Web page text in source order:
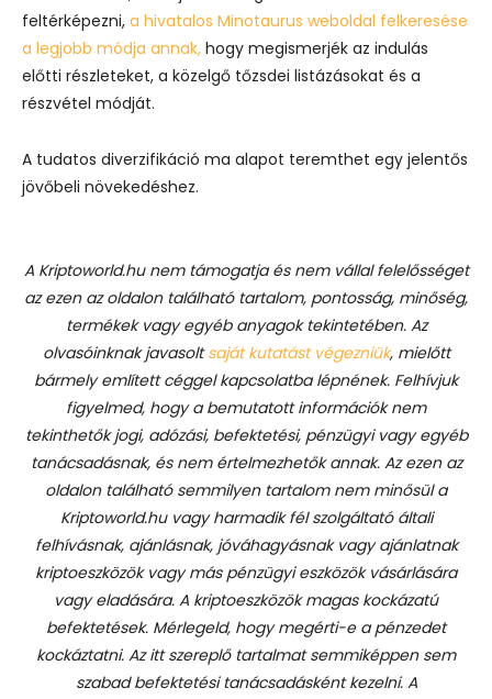
feltérképezni, a hivatalos Minotaurus weboldal felkeresése
a legjobb módja annak, hogy megismerjék az indulás
előtti részleteket, a közelgő tőzsdei listázásokat és a
részvétel módját.
A tudatos diverzifikáció ma alapot teremthet egy jelentős
jövőbeli növekedéshez.
A Kriptoworld.hu nem támogatja és nem vállal felelősséget
az ezen az oldalon található tartalom, pontosság, minőség,
termékek vagy egyéb anyagok tekintetében. Az
olvasóinknak javasoltsaját kutatást végezniük, mielőtt
bármely említett céggel kapcsolatba lépnének. Felhívjuk
figyelmed, hogy a bemutatott információk nem
tekinthetők jogi, adózási, befektetési, pénzügyi vagy egyéb
tanácsadásnak, és nem értelmezhetők annak. Az ezen az
oldalon található semmilyen tartalom nem minősül a
Kriptoworld.hu vagy harmadik fél szolgáltató általi
felhívásnak, ajánlásnak, jóváhagyásnak vagy ajánlatnak
kriptoeszközök vagy más pénzügyi eszközök vásárlására
vagy eladására. A kriptoeszközök magas kockázatú
befektetések. Mérlegeld, hogy megérti-e a pénzedet
kockáztatni. Az itt szereplő tartalmat semmiképpen sem
szabad befektetési tanácsadásként kezelni. A